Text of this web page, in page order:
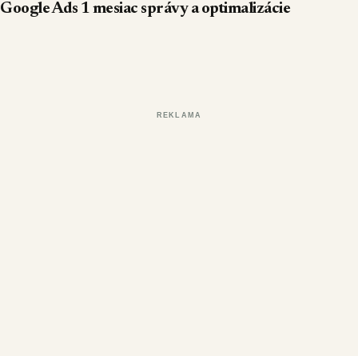
Google Ads 1 mesiac správy a optimalizácie
REKLAMA